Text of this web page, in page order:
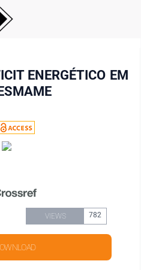
ENERGÉTICO EM
VIEWS 782